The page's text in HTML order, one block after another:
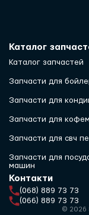
Каталог
Каталог запчастей
Запчасти для
Запчасти для
Запчасти для
Запчасти для свч
Запчасти для
машин
Контакти
(068) 889 73 73
(066) 889 73 73
© 2026